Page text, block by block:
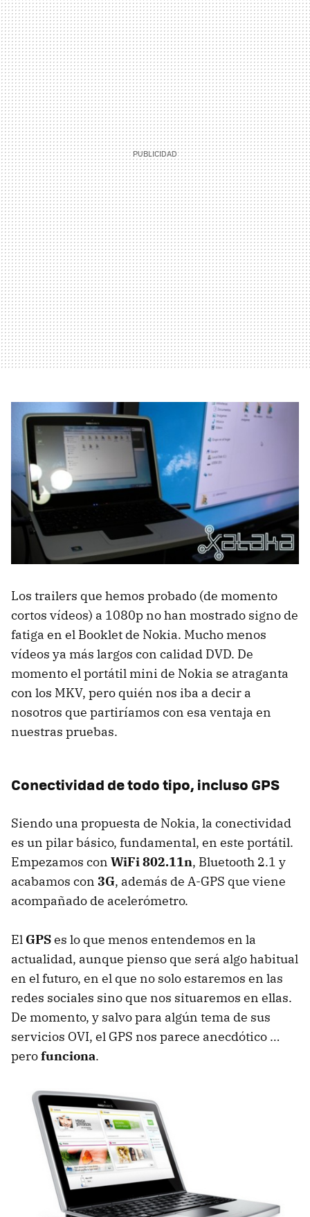
Los trailers que hemos probado (de momento
cortos vídeos) a 1080p no han mostrado signo de
fatiga en el Booklet de Nokia. Mucho menos
vídeos ya más largos con calidad DVD. De
momento el portátil mini de Nokia se atraganta
con los MKV, pero quién nos iba a decir a
nosotros que partiríamos con esa ventaja en
nuestras pruebas.
Conectividad de todo tipo, incluso GPS
Siendo una propuesta de Nokia, la conectividad
es un pilar básico, fundamental, en este portátil.
Empezamos con WiFi 802.11n, Bluetooth 2.1 y
acabamos con 3G, además de A-GPS que viene
acompañado de acelerómetro.
El GPSes lo que menos entendemos en la
actualidad, aunque pienso que será algo habitual
en el futuro, en el que no solo estaremos en las
redes sociales sino que nos situaremos en ellas.
De momento, y salvo para algún tema de sus
servicios OVI, el GPS nos parece anecdótico …
perofunciona.